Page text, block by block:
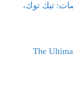
تيك توك،
The